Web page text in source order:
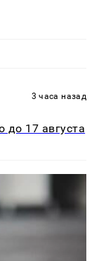
3 часа назад
17 августа